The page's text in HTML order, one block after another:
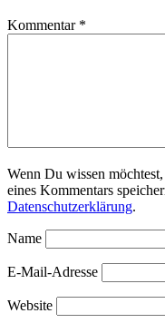
Kommentar *
Wenn Du wissen
eines Kommentars
Datenschutzerklärung.
Name
E-Mail-Adresse
Website